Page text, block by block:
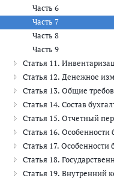
Часть 6
Часть 7
Часть 8
Часть 9
Статья 11.
Статья 12. Денежное
Статья 13. Общие
Статья 14. Состав
Статья 15. Отчетный
Статья 16. Особенности
Статья 17. Особенности
Статья 18.
Статья 19. Внутренний